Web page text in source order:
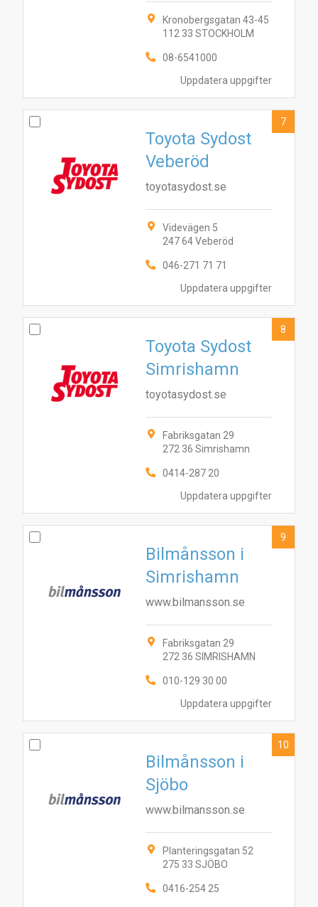
Uppdatera uppgifter
Kronobergsgatan 43-45
112 33 STOCKHOLM
08-6541000
Uppdatera uppgifter
Toyota Sydost
Veberöd
toyotasydost.se
Videvägen 5
247 64 Veberöd
046-271 71 71
7
Uppdatera uppgifter
Toyota Sydost
Simrishamn
toyotasydost.se
Fabriksgatan 29
272 36 Simrishamn
0414-287 20
8
Uppdatera uppgifter
Bilmånsson i
Simrishamn
www.bilmansson.se
Fabriksgatan 29
272 36 SIMRISHAMN
010-129 30 00
9
Bilmånsson i
Sjöbo
www.bilmansson.se
Planteringsgatan 52
275 33 SJÖBO
0416-254 25
10